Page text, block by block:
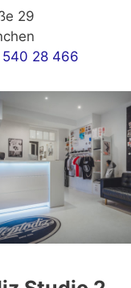
29
28 466